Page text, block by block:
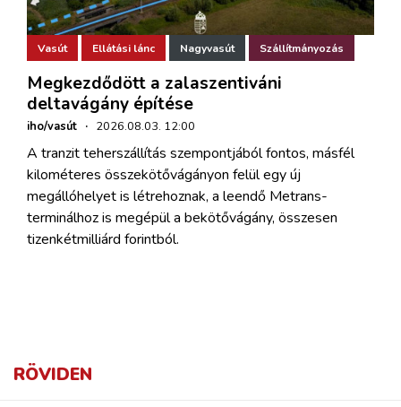
Vasút Ellátási lánc Nagyvasút Szállítmányozás
Megkezdődött a zalaszentiváni
deltavágány építése
iho/vasút · 2026.08.03. 12:00
A tranzit teherszállítás szempontjából fontos, másfél
kilométeres összekötővágányon felül egy új
megállóhelyet is létrehoznak, a leendő Metrans-
terminálhoz is megépül a bekötővágány, összesen
tizenkétmilliárd forintból.
RÖVIDEN